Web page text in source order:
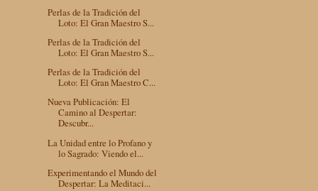
Perlas de la Tradición del
Loto: El Gran Maestro S...
Perlas de la Tradición del
Loto: El Gran Maestro S...
Perlas de la Tradición del
Loto: El Gran Maestro C...
Nueva Publicación: El
Camino al Despertar:
Descubr...
La Unidad entre lo Profano y
lo Sagrado: Viendo el...
Experimentando el Mundo del
Despertar: La Meditaci...